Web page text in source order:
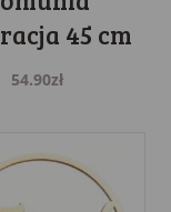
45 cm
54.90zł